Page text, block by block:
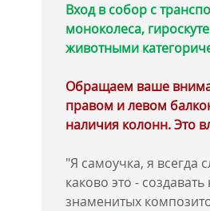
Вход в собор с
моноколеса,
животными
Обращаем ваше
правом и левом
наличия колонн. Это
"Я самоучка, я всегда
каково это -
знаменитых